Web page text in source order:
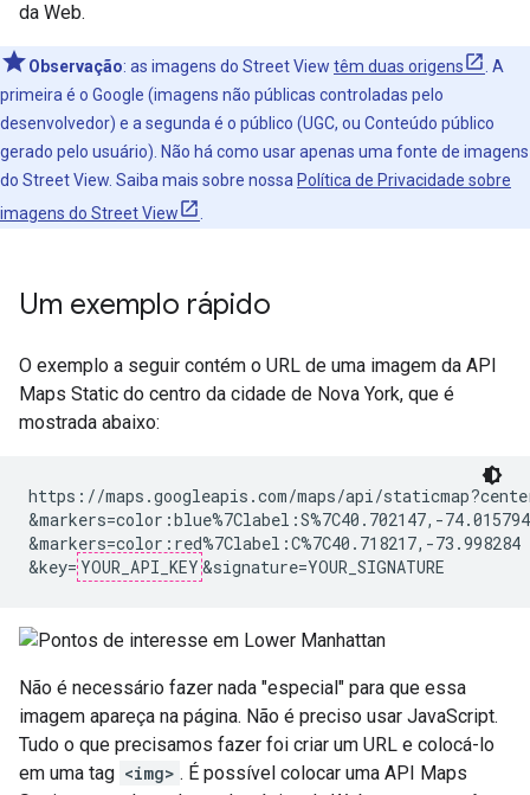
da Web.
Observação: as imagens do Street View têm duas origens
. A
primeira é o Google (imagens não públicas controladas pelo
desenvolvedor) e a segunda é o público (UGC, ou Conteúdo público
gerado pelo usuário). Não há como usar apenas uma fonte de imagens
do Street View. Saiba mais sobre nossa Política de Privacidade sobre
imagens do Street View
Um exemplo rápido
O exemplo a seguir contém o URL de uma imagem da API
Maps Static do centro da cidade de Nova York, que é
mostrada abaixo:
https://maps.googleapis.com/maps/api/
&markers=color:blue%7Clabel:S%7C40.702147,-
&markers=color:red%7Clabel:C%7C40.718217,-73.998284
&key= YOUR_API_KEY
Não é necessário fazer nada "especial" para que essa
imagem apareça na página. Não é preciso usar JavaScript.
Tudo o que precisamos fazer foi criar um URL e colocá-lo
em uma tag <img> . É possível colocar uma API Maps